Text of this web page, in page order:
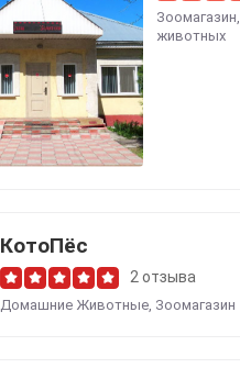
Зоомагазин,
животных
КотоПёс
2 отзыва
Домашние Животные, Зоомагазин